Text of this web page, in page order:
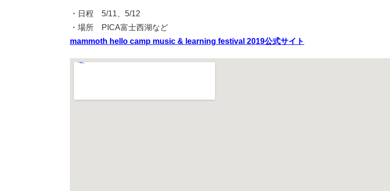
・日程 5/11、5/12
・場所 PICA富士西湖など
mammoth hello camp music & learning festival 2019公式サイト